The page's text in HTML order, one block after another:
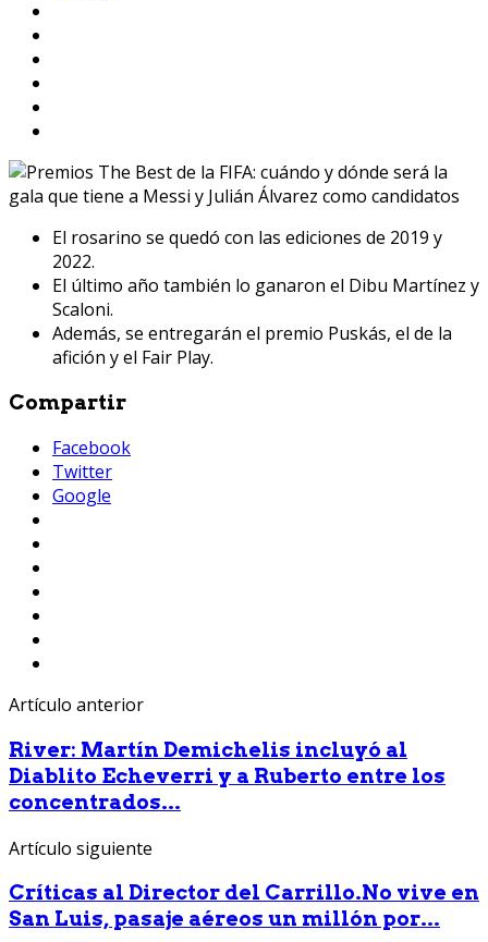
El rosarino se quedó con las ediciones de 2019 y
2022.
El último año también lo ganaron el Dibu Martínez y
Scaloni.
Además, se entregarán el premio Puskás, el de la
afición y el Fair Play.
Compartir
Facebook
Twitter
Google
Artículo anterior
River: Martín Demichelis incluyó al
Diablito Echeverri y a Ruberto entre los
concentrados...
Artículo siguiente
Críticas al Director del Carrillo.No vive en
San Luis, pasaje aéreos un millón por...